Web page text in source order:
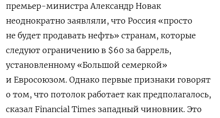
премьер-министра Александр Новак
неоднократно заявляли, что Россия «просто
не будет продавать нефть» странам, которые
следуют ограничению в $60 за баррель,
установленному «Большой семеркой»
и Евросоюзом. Однако первые признаки говорят
о том, что потолок работает как предполагалось,
сказал Financial Times западный чиновник. Это